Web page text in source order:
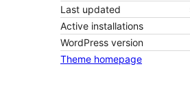
Last updated
Active installations
WordPress version
Theme homepage